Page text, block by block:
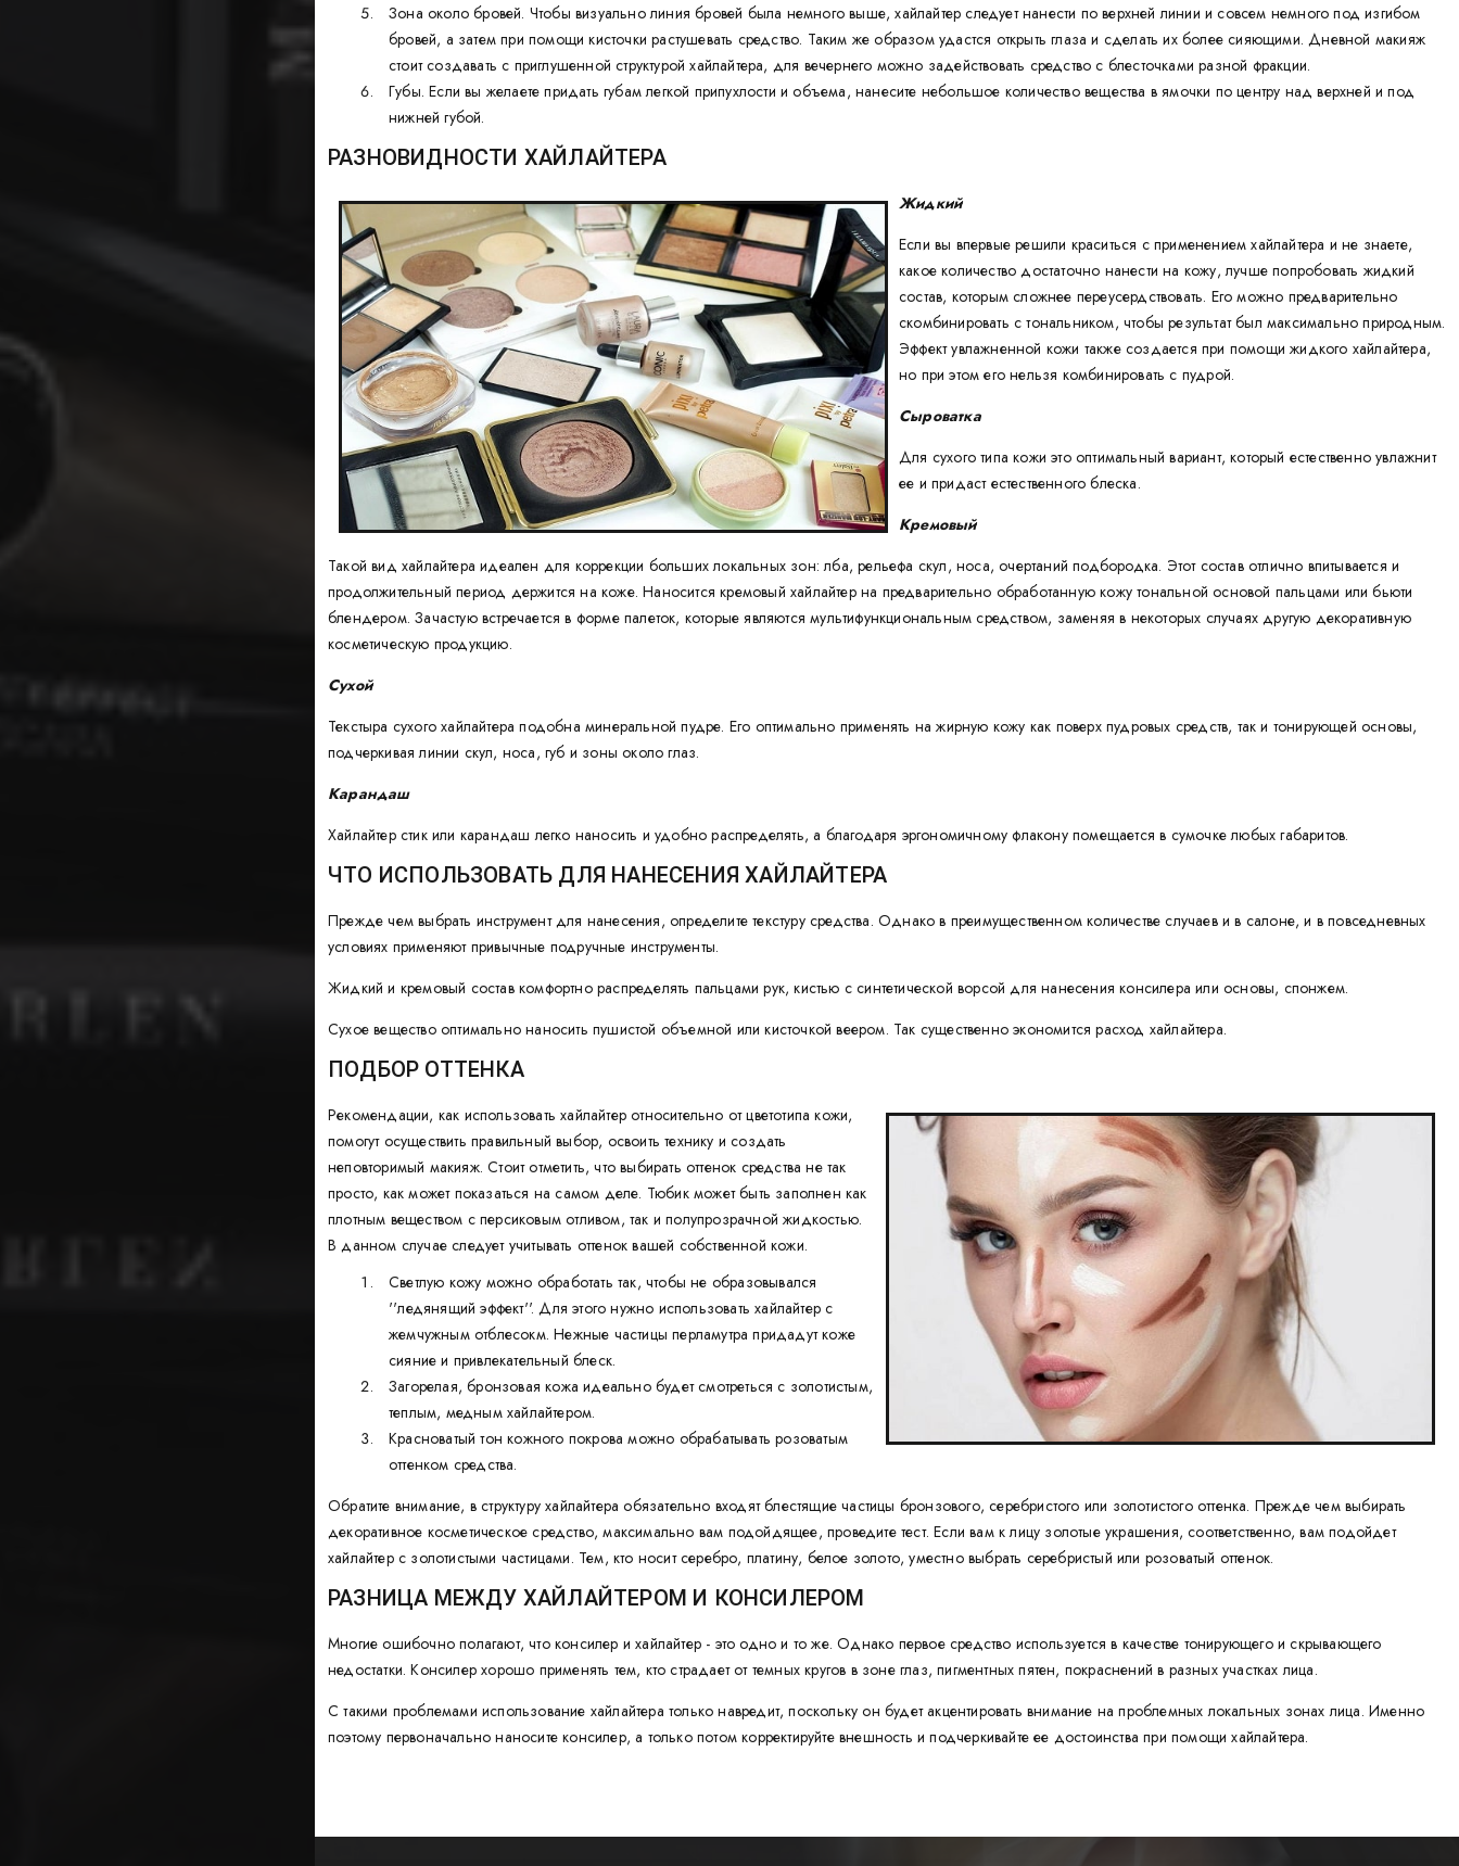
Зона около бровей. Чтобы визуально линия бровей была немного выше, хайлайтер следует нанести по верхней линии и совсем немного под изгибом
бровей, а затем при помощи кисточки растушевать средство. Таким же образом удастся открыть глаза и сделать их более сияющими. Дневной макияж
стоит создавать с приглушенной структурой хайлайтера, для вечернего можно задействовать средство с блесточками разной фракции.
Губы. Если вы желаете придать губам легкой припухлости и объема, нанесите небольшое количество вещества в ямочки по центру над верхней и под
нижней губой.
РАЗНОВИДНОСТИ ХАЙЛАЙТЕРА
Жидкий
Если вы впервые решили краситься с применением хайлайтера и не знаете,
какое количество достаточно нанести на кожу, лучше попробовать жидкий
состав, которым сложнее переусердствовать. Его можно предварительно
скомбинировать с тональником, чтобы результат был максимально природным.
Эффект увлажненной кожи также создается при помощи жидкого хайлайтера,
но при этом его нельзя комбинировать с пудрой.
Сыроватка
Для сухого типа кожи это оптимальный вариант, который естественно увлажнит
ее и придаст естественного блеска.
Кремовый
Такой вид хайлайтера идеален для коррекции больших локальных зон: лба, рельефа скул, носа, очертаний подбородка. Этот состав отлично впитывается и
продолжительный период держится на коже. Наносится кремовый хайлайтер на предварительно обработанную кожу тональной основой пальцами или бьюти
блендером. Зачастую встречается в форме палеток, которые являются мультифункциональным средством, заменяя в некоторых случаях другую декоративную
косметическую продукцию.
Сухой
Текстыра сухого хайлайтера подобна минеральной пудре. Его оптимально применять на жирную кожу как поверх пудровых средств, так и тонирующей основы,
подчеркивая линии скул, носа, губ и зоны около глаз.
Карандаш
Хайлайтер стик или карандаш легко наносить и удобно распределять, а благодаря эргономичному флакону помещается в сумочке любых габаритов.
ЧТО ИСПОЛЬЗОВАТЬ ДЛЯ НАНЕСЕНИЯ ХАЙЛАЙТЕРА
Прежде чем выбрать инструмент для нанесения, определите текстуру средства. Однако в преимущественном количестве случаев и в салоне, и в повседневных
условиях применяют привычные подручные инструменты.
Жидкий и кремовый состав комфортно распределять пальцами рук, кистью с синтетической ворсой для нанесения консилера или основы, спонжем.
Сухое вещество оптимально наносить пушистой объемной или кисточкой веером. Так существенно экономится расход хайлайтера.
ПОДБОР ОТТЕНКА
Рекомендации, как использовать хайлайтер относительно от цветотипа кожи,
помогут осуществить правильный выбор, освоить технику и создать
неповторимый макияж. Стоит отметить, что выбирать оттенок средства не так
просто, как может показаться на самом деле. Тюбик может быть заполнен как
плотным веществом с персиковым отливом, так и полупрозрачной жидкостью.
В данном случае следует учитывать оттенок вашей собственной кожи.
Светлую кожу можно обработать так, чтобы не образовывался
''ледянящий эффект''. Для этого нужно использовать хайлайтер с
жемчужным отблесокм. Нежные частицы перламутра придадут коже
сияние и привлекательный блеск.
Загорелая, бронзовая кожа идеально будет смотреться с золотистым,
теплым, медным хайлайтером.
Красноватый тон кожного покрова можно обрабатывать розоватым
оттенком средства.
Обратите внимание, в структуру хайлайтера обязательно входят блестящие частицы бронзового, серебристого или золотистого оттенка. Прежде чем выбирать
декоративное косметическое средство, максимально вам подойдящее, проведите тест. Если вам к лицу золотые украшения, соответственно, вам подойдет
хайлайтер с золотистыми частицами. Тем, кто носит серебро, платину, белое золото, уместно выбрать серебристый или розоватый оттенок.
РАЗНИЦА МЕЖДУ ХАЙЛАЙТЕРОМ И КОНСИЛЕРОМ
Многие ошибочно полагают, что консилер и хайлайтер - это одно и то же. Однако первое средство используется в качестве тонирующего и скрывающего
недостатки. Консилер хорошо применять тем, кто страдает от темных кругов в зоне глаз, пигментных пятен, покраснений в разных участках лица.
С такими проблемами использование хайлайтера только навредит, поскольку он будет акцентировать внимание на проблемных локальных зонах лица. Именно
поэтому первоначально наносите консилер, а только потом корректируйте внешность и подчеркивайте ее достоинства при помощи хайлайтера.